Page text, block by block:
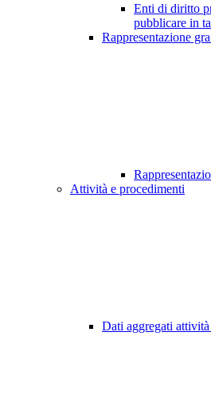
Enti di diritto
pubblicare in
Rappresentazione
Attività e procedimenti
Dati aggregati